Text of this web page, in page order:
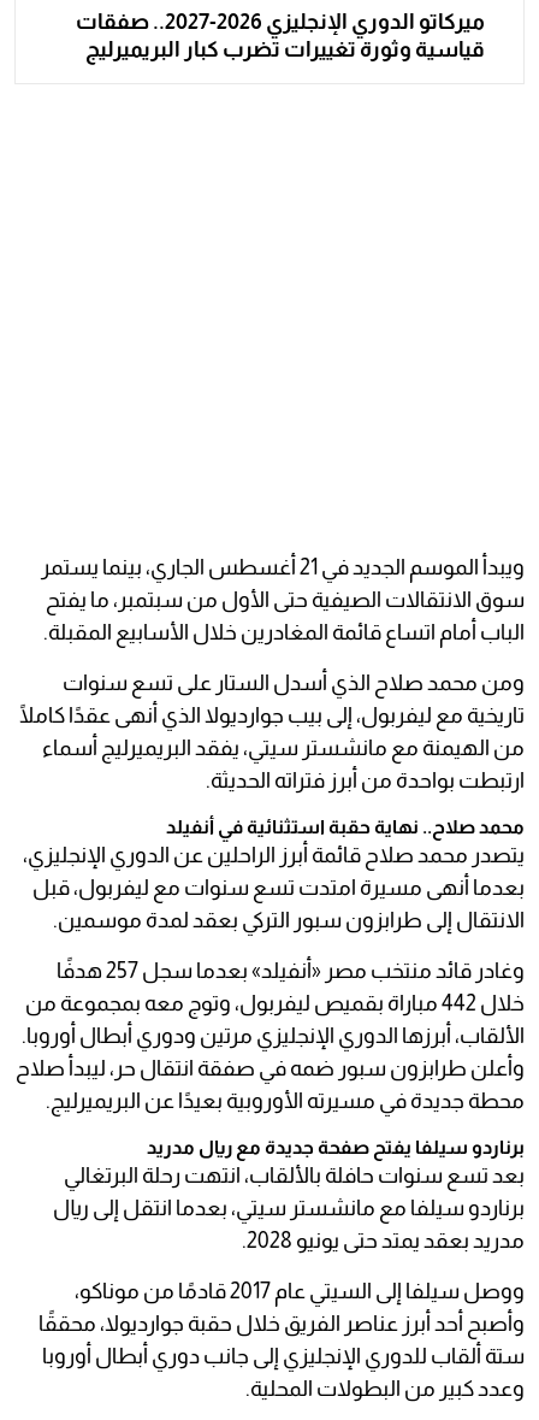
ميركاتو الدوري الإنجليزي 2026-2027.. صفقات
قياسية وثورة تغييرات تضرب كبار البريميرليج
ويبدأ الموسم الجديد في 21 أغسطس الجاري، بينما يستمر
سوق الانتقالات الصيفية حتى الأول من سبتمبر، ما يفتح
الباب أمام اتساع قائمة المغادرين خلال الأسابيع المقبلة.
ومن محمد صلاح الذي أسدل الستار على تسع سنوات
تاريخية مع ليفربول، إلى بيب جوارديولا الذي أنهى عقدًا كاملًا
من الهيمنة مع مانشستر سيتي، يفقد البريميرليج أسماء
ارتبطت بواحدة من أبرز فتراته الحديثة.
محمد صلاح.. نهاية حقبة استثنائية في أنفيلد
يتصدر محمد صلاح قائمة أبرز الراحلين عن الدوري الإنجليزي،
بعدما أنهى مسيرة امتدت تسع سنوات مع ليفربول، قبل
الانتقال إلى طرابزون سبور التركي بعقد لمدة موسمين.
وغادر قائد منتخب مصر «أنفيلد» بعدما سجل 257 هدفًا
خلال 442 مباراة بقميص ليفربول، وتوج معه بمجموعة من
الألقاب، أبرزها الدوري الإنجليزي مرتين ودوري أبطال أوروبا.
وأعلن طرابزون سبور ضمه في صفقة انتقال حر، ليبدأ صلاح
محطة جديدة في مسيرته الأوروبية بعيدًا عن البريميرليج.
برناردو سيلفا يفتح صفحة جديدة مع ريال مدريد
بعد تسع سنوات حافلة بالألقاب، انتهت رحلة البرتغالي
برناردو سيلفا مع مانشستر سيتي، بعدما انتقل إلى ريال
مدريد بعقد يمتد حتى يونيو 2028.
ووصل سيلفا إلى السيتي عام 2017 قادمًا من موناكو،
وأصبح أحد أبرز عناصر الفريق خلال حقبة جوارديولا، محققًا
ستة ألقاب للدوري الإنجليزي إلى جانب دوري أبطال أوروبا
وعدد كبير من البطولات المحلية.